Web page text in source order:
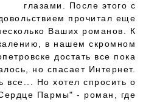
глазами. После этого с
прочитал еще
Ваших романов. К
в нашем скромном
достать все пока
но спасает Интернет.
все... Но хотел спросить о
Пармы" - роман, где